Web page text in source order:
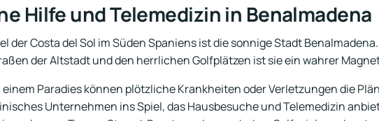
Hilfe und Telemedizin in Benalmadena
der Costa del Sol im Süden Spaniens ist die sonnige Stadt
der Altstadt und den herrlichen Golfplätzen ist sie ein wahrer
Paradies können plötzliche Krankheiten oder Verletzungen die
Unternehmen ins Spiel, das Hausbesuche und Telemedizin